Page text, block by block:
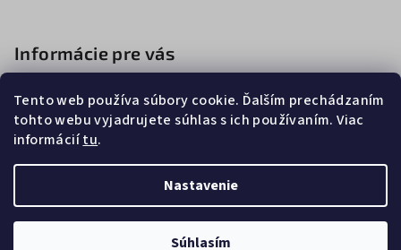
Tento web používa súbory cookie. Ďalším prechádzaním
tohto webu vyjadrujete súhlas s ich používaním. Viac
informáciítu.
Nastavenie
Súhlasím
Informácie pre vás
Ako nakupovať
Obchodné podmienky
Podmienky ochrany osobných údajov